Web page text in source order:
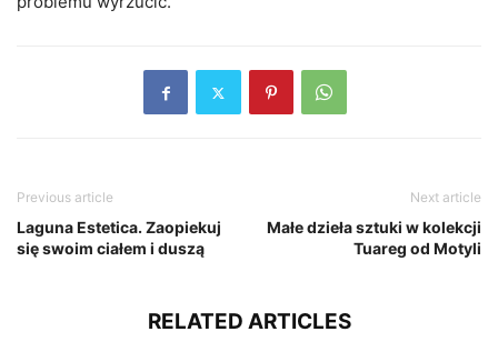
Previous article
Laguna Estetica. Zaopiekuj
się swoim ciałem i duszą
Next article
Małe dzieła sztuki w kolekcji
Tuareg od Motyli
RELATED ARTICLES